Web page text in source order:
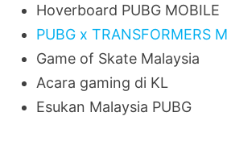
Hoverboard PUBG MOBILE
PUBG x TRANSFORMERS
Game of Skate Malaysia
Acara gaming di KL
Esukan Malaysia PUBG